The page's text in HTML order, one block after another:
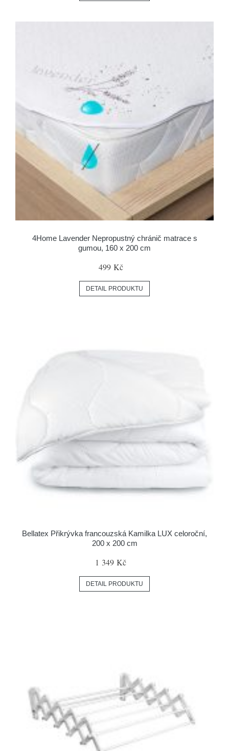
4Home Lavender Nepropustný chránič matrace s
gumou, 160 x 200 cm
499 Kč
DETAIL PRODUKTU
Bellatex Přikrývka francouzská Kamilka LUX celoroční,
200 x 200 cm
1 349 Kč
DETAIL PRODUKTU